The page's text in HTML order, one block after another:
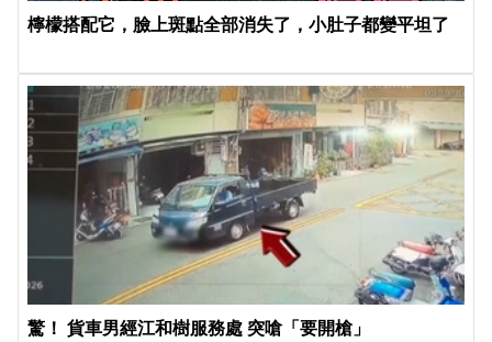
檸檬搭配它，臉上斑點全部消失了，小肚子都變平坦了
驚！ 貨車男經江和樹服務處 突嗆「要開槍」